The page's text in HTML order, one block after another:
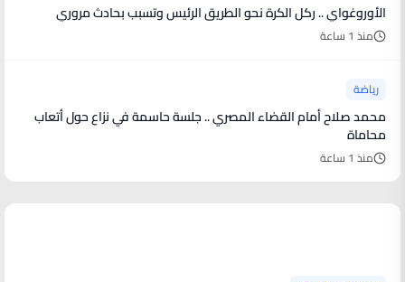
الأوروغواي .. ركل الكرة نحو الطريق الرئيس وتسبب بحادث مروري
منذ 1 ساعة
رياضة
محمد صلاح أمام القضاء المصري .. جلسة حاسمة في نزاع حول أتعاب
محاماة
منذ 1 ساعة